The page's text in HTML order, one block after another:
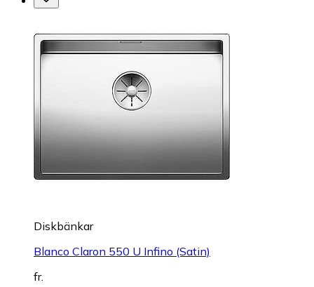
Diskbänkar
Blanco Claron 550 U Infino (Satin)
fr.